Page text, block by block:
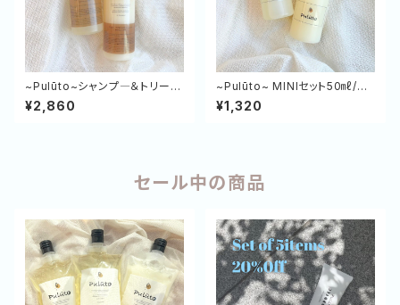
~Pulūto~シャンプ―＆トリート
メント120㎖/g （2WEEKトラ
イアルセット）
¥2,860
~Pulūto~ MINIセット50㎖/g
（SP＆TR）
¥1,320
セール中の商品